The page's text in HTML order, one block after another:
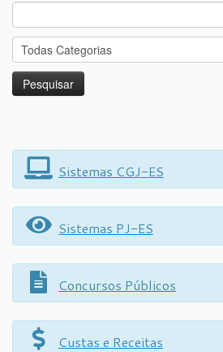
Search
for:
Sistemas CGJ-ES
Sistemas PJ-ES
Concursos Públicos
Custas e Receitas